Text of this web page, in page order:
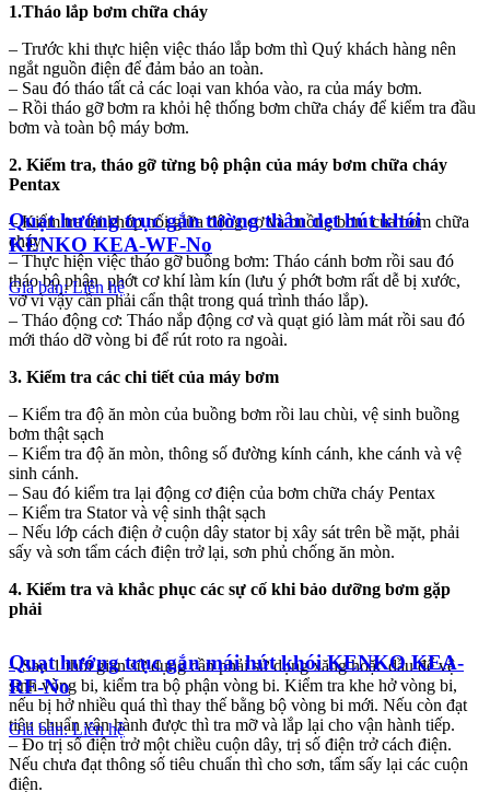
Quạt hướng trục gắn tường thân dẹt hút khói
KENKO KEA-WF-No
Giá bán: Liên hệ
Quạt hướng trục gắn mái hút khói KENKO KEA-
RF-No
Giá bán: Liên hệ
1.Tháo lắp bơm chữa cháy
– Trước khi thực hiện việc tháo lắp bơm thì Quý khách hàng nên
ngắt nguồn điện để đảm bảo an toàn.
– Sau đó tháo tất cả các loại van khóa vào, ra của máy bơm.
– Rồi tháo gỡ bơm ra khỏi hệ thống bơm chữa cháy để kiểm tra đầu
bơm và toàn bộ máy bơm.
2. Kiểm tra, tháo gỡ từng bộ phận của máy bơm chữa cháy
Pentax
– Kiểm tra lại khớp nối giữa động cơ và buồng bơm của bơm chữa
cháy
– Thực hiện việc tháo gỡ buồng bơm: Tháo cánh bơm rồi sau đó
tháo bộ phận phớt cơ khí làm kín (lưu ý phớt bơm rất dễ bị xước,
vỡ vì vậy cần phải cẩn thật trong quá trình tháo lắp).
– Tháo động cơ: Tháo nắp động cơ và quạt gió làm mát rồi sau đó
mới tháo dỡ vòng bi để rút roto ra ngoài.
3. Kiểm tra các chi tiết của máy bơm
– Kiểm tra độ ăn mòn của buồng bơm rồi lau chùi, vệ sinh buồng
bơm thật sạch
– Kiểm tra độ ăn mòn, thông số đường kính cánh, khe cánh và vệ
sinh cánh.
– Sau đó kiểm tra lại động cơ điện của bơm chữa cháy Pentax
– Kiểm tra Stator và vệ sinh thật sạch
– Nếu lớp cách điện ở cuộn dây stator bị xây sát trên bề mặt, phải
sấy và sơn tẩm cách điện trở lại, sơn phủ chống ăn mòn.
4. Kiểm tra và khắc phục các sự cố khi bảo dưỡng bơm gặp
phải
– Sau 1 thời gian sử dụng cần phải sử dụng xăng hoặc dầu để vệ
sinh vòng bi, kiểm tra bộ phận vòng bi. Kiểm tra khe hở vòng bi,
nếu bị hở nhiều quá thì thay thế bằng bộ vòng bi mới. Nếu còn đạt
tiêu chuẩn vận hành được thì tra mỡ và lắp lại cho vận hành tiếp.
– Đo trị số điện trở một chiều cuộn dây, trị số điện trở cách điện.
Nếu chưa đạt thông số tiêu chuẩn thì cho sơn, tẩm sấy lại các cuộn
điện.